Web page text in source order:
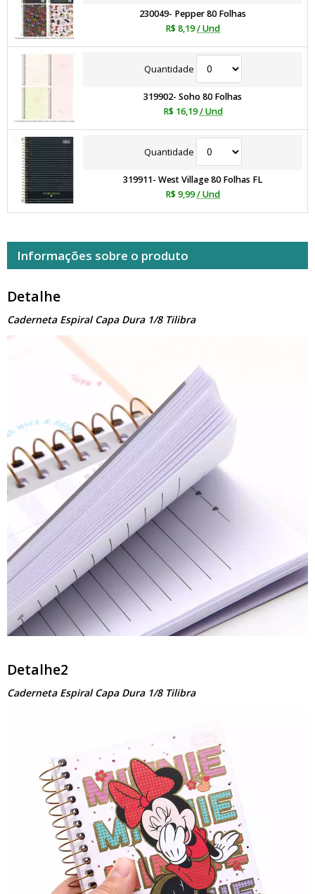
230049- Pepper 80 Folhas
R$ 8,19/ Und
Quantidade
319902- Soho 80 Folhas
R$ 16,19 / Und
Quantidade
319911- West Village 80 Folhas FL
R$ 9,99/ Und
Informações sobre o produto
Detalhe
Caderneta Espiral Capa Dura 1/8 Tilibra
Detalhe2
Caderneta Espiral Capa Dura 1/8 Tilibra